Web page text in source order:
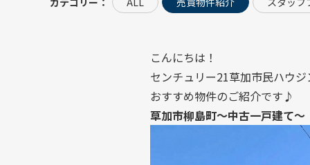
こんにちは！
センチュリー21草加市民ハウ
おすすめ物件のご紹介です♪
草加市柳島町～中古一戸建て～